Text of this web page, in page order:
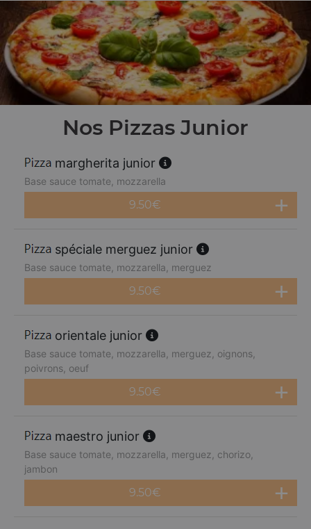
Nos Pizzas Junior
margherita junior
Base sauce tomate, mozzarella
9.50€
spéciale merguez junior
Base sauce tomate, mozzarella, merguez
9.50€
orientale junior
Base sauce tomate, mozzarella, merguez, oignons,
poivrons, oeuf
9.50€
maestro junior
Base sauce tomate, mozzarella, merguez, chorizo,
jambon
9.50€